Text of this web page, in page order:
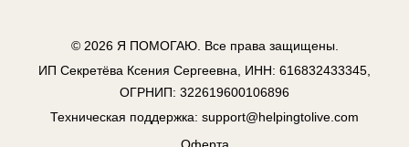
© 2026 Я ПОМОГАЮ. Все права защищены.
ИП Секретёва Ксения Сергеевна, ИНН: 616832433345,
ОГРНИП: 322619600106896
Техническая поддержка: support@helpingtolive.com